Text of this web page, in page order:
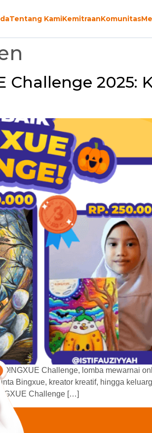
Tentang KamiKemitraanKomunitas
2025:
Challenge, lomba mewarnai
Bingxue, kreator kreatif, hingga
Challenge […]